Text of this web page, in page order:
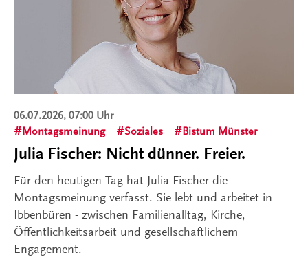
06.07.2026, 07:00 Uhr
Montagsmeinung
Soziales Bistum Münster
Julia Fischer: Nicht dünner. Freier.
Für den heutigen Tag hat Julia Fischer die
Montagsmeinung verfasst. Sie lebt und arbeitet in
Ibbenbüren - zwischen Familienalltag, Kirche,
Öffentlichkeitsarbeit und gesellschaftlichem
Engagement.